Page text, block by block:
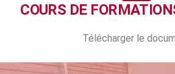
COURS DE
Télécharger le